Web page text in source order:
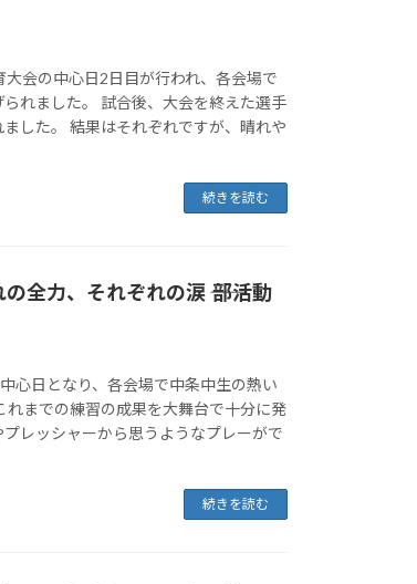
会の中心日2日目が行われ、各会場で
れました。 試合後、大会を終えた選手
した。 結果はそれぞれですが、晴れや
続きを読む
全力、それぞれの涙 ―― 部活動
心日となり、各会場で中条中生の熱い
れまでの練習の成果を大舞台で十分に発
レッシャーから思うようなプレーがで
続きを読む